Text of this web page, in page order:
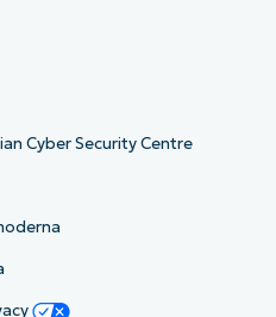
Cyber Security Centre